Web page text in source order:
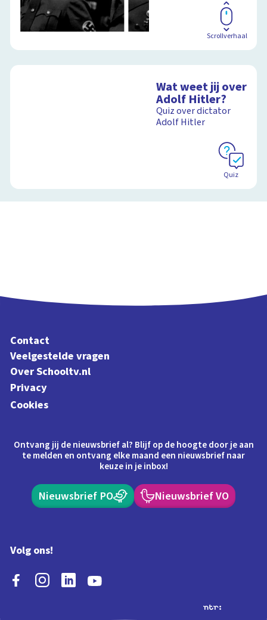
Scrollverhaal
Wat weet jij over
Adolf Hitler?
Quiz over dictator
Adolf Hitler
Quiz
Contact
Veelgestelde vragen
Over Schooltv.nl
Privacy
Cookies
Ontvang jij de nieuwsbrief al? Blijf op de hoogte door je aan
te melden en ontvang elke maand een nieuwsbrief naar
keuze in je inbox!
Nieuwsbrief PO Nieuwsbrief VO
Volg ons!